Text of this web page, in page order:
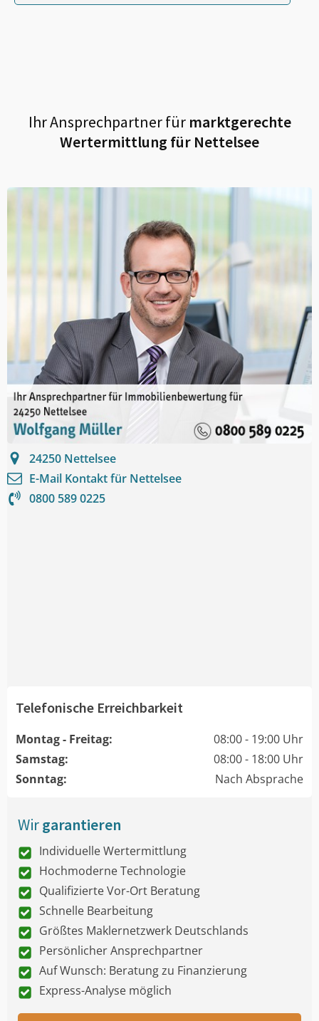
Ihr Ansprechpartner fürmarktgerechte
Wertermittlung für Nettelsee
24250 Nettelsee
E-Mail Kontakt für Nettelsee
0800 589 0225
Telefonische Erreichbarkeit
Montag - Freitag:
08:00 - 19:00 Uhr
Samstag:
08:00 - 18:00 Uhr
Sonntag:
Nach Absprache
Wirgarantieren
Individuelle Wertermittlung
Hochmoderne Technologie
Qualifizierte Vor-Ort Beratung
Schnelle Bearbeitung
Größtes Maklernetzwerk Deutschlands
Persönlicher Ansprechpartner
Auf Wunsch: Beratung zu Finanzierung
Express-Analyse möglich